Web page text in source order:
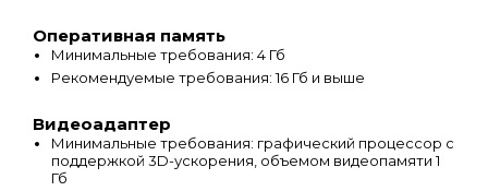
Оперативная память
Минимальные требования: 4 Гб
Рекомендуемые требования: 16 Гб и выше
Видеоадаптер
Минимальные требования: графический процессор с
поддержкой 3D-ускорения, объемом видеопамяти 1
Гб